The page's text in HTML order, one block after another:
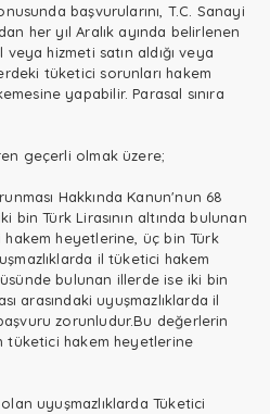
başvurularını, T.C. Sanayi
her yıl Aralık ayında belirlenen
hizmeti satın aldığı veya
tüketici sorunları hakem
yapabilir. Parasal sınıra
geçerli olmak üzere;
Hakkında Kanun'nun 68
bin Türk Lirasının altında bulunan
heyetlerine, üç bin Türk
il tüketici hakem
bulunan illerde ise iki bin
arasındaki uyuşmazlıklarda il
zorunludur.Bu değerlerin
tüketici hakem heyetlerine
uyuşmazlıklarda Tüketici